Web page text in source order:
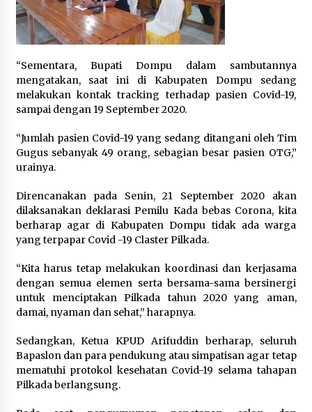
“Sementara, Bupati Dompu dalam sambutannya
mengatakan, saat ini di Kabupaten Dompu sedang
melakukan kontak tracking terhadap pasien Covid-19,
sampai dengan 19 September 2020.
“Jumlah pasien Covid-19 yang sedang ditangani oleh Tim
Gugus sebanyak 49 orang, sebagian besar pasien OTG,”
urainya.
Direncanakan pada Senin, 21 September 2020 akan
dilaksanakan deklarasi Pemilu Kada bebas Corona, kita
berharap agar di Kabupaten Dompu tidak ada warga
yang terpapar Covid -19 Claster Pilkada.
“Kita harus tetap melakukan koordinasi dan kerjasama
dengan semua elemen serta bersama-sama bersinergi
untuk menciptakan Pilkada tahun 2020 yang aman,
damai, nyaman dan sehat,” harapnya.
Sedangkan, Ketua KPUD Arifuddin berharap, seluruh
Bapaslon dan para pendukung atau simpatisan agar tetap
mematuhi protokol kesehatan Covid-19 selama tahapan
Pilkada berlangsung.